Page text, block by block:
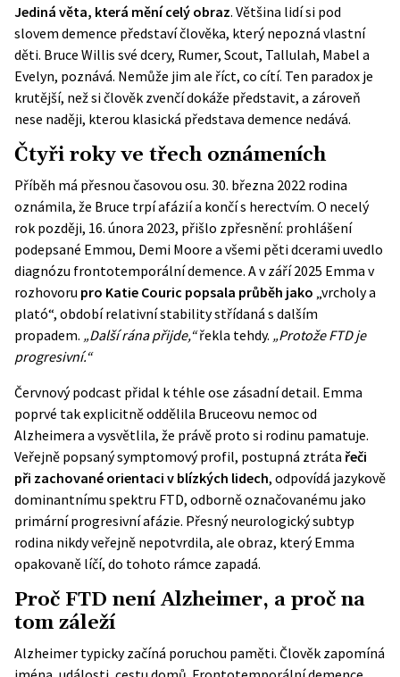
Jediná věta, která mění celý obraz. Většina lidí si pod
slovem demence představí člověka, který nepozná vlastní
děti. Bruce Willis své dcery, Rumer, Scout, Tallulah, Mabel a
Evelyn, poznává. Nemůže jim ale říct, co cítí. Ten paradox je
krutější, než si člověk zvenčí dokáže představit, a zároveň
nese naději, kterou klasická představa demence nedává.
Čtyři roky ve třech oznámeních
Příběh má přesnou časovou osu. 30. března 2022 rodina
oznámila, že Bruce trpí afázií a končí s herectvím. O necelý
rok později, 16. února 2023, přišlo zpřesnění: prohlášení
podepsané Emmou, Demi Moore a všemi pěti dceramiuvedlo
diagnózu frontotemporální demence. A v září 2025 Emma v
rozhovoru pro Katie Couric popsala průběh jako „vrcholy a
plató“, období relativní stability střídaná s dalším
propadem. „Další rána přijde,“řekla tehdy. „Protože FTD je
progresivní.“
Červnový podcast přidal k téhle ose zásadní detail. Emma
poprvé tak explicitně oddělila Bruceovu nemoc od
Alzheimera a vysvětlila, že právě proto si rodinu pamatuje.
Veřejně popsaný symptomový profil, postupná ztráta řeči
při zachované orientaci v blízkých lidech, odpovídá jazykově
dominantnímu spektru FTD, odborně označovanému jako
primární progresivní afázie. Přesný neurologický subtyp
rodina nikdy veřejně nepotvrdila, ale obraz, který Emma
opakovaně líčí, do tohoto rámce zapadá.
Proč FTD není Alzheimer, a proč na
tom záleží
Alzheimer typicky začíná poruchou paměti. Člověk zapomíná